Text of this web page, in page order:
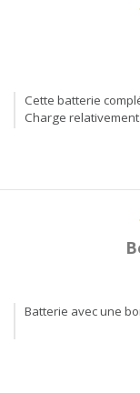
Cette batterie
Charge
Batterie avec une